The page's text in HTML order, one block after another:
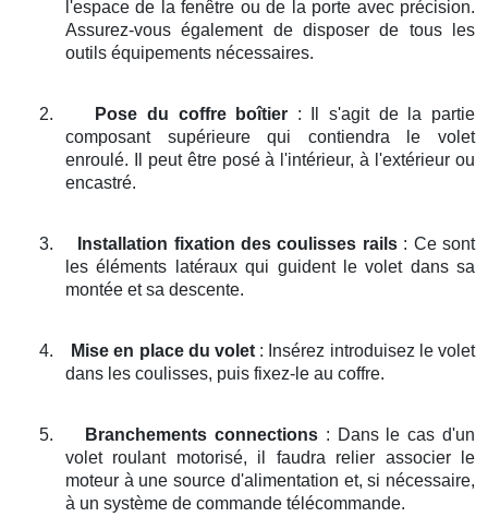
l'espace de la fenêtre ou de la porte avec précision.
Assurez-vous également de disposer de tous les
outils équipements nécessaires.
2. Pose du coffre boîtier : Il s'agit de la partie
composant supérieure qui contiendra le volet
enroulé. Il peut être posé à l'intérieur, à l'extérieur ou
encastré.
3. Installation fixation des coulisses rails: Ce sont
les éléments latéraux qui guident le volet dans sa
montée et sa descente.
4. Mise en place du volet: Insérez introduisez le volet
dans les coulisses, puis fixez-le au coffre.
5. Branchements connections: Dans le cas d'un
volet roulant motorisé, il faudra relier associer le
moteur à une source d'alimentation et, si nécessaire,
à un système de commande télécommande.